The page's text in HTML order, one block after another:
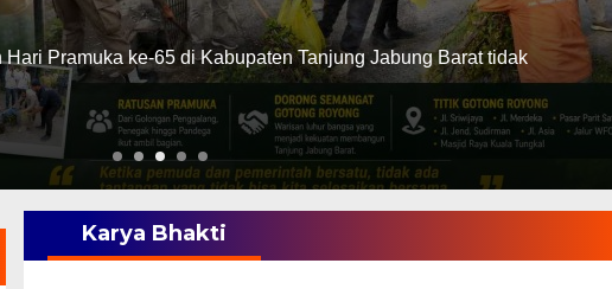
Pramuka ke-65 di Kabupaten Tanjung Jabung Barat tidak
Karya Bhakti